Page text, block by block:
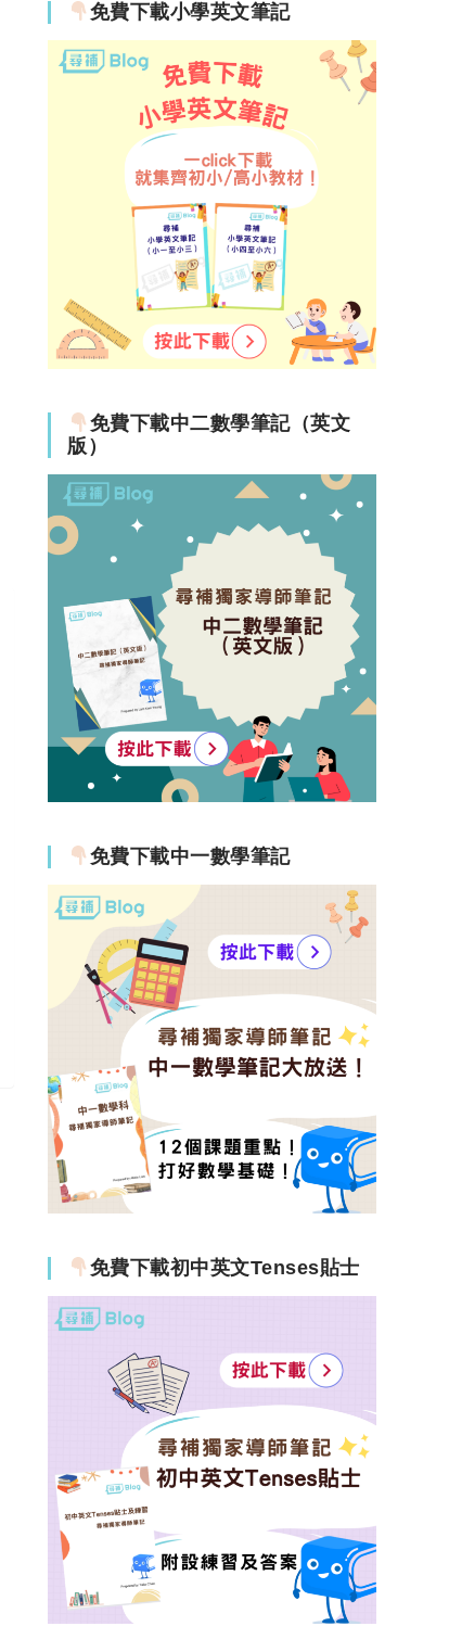
免費下載小學英文筆記
免費下載中二數學筆記（英文
版）
免費下載中一數學筆記
免費下載初中英文Tenses貼士